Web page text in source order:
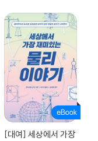
[대여] 세상에서 가장